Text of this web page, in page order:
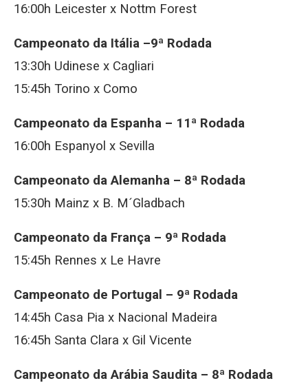
16:00h Leicester x Nottm Forest
Campeonato da Itália –9ª Rodada
13:30h Udinese x Cagliari
15:45h Torino x Como
Campeonato da Espanha – 11ª Rodada
16:00h Espanyol x Sevilla
Campeonato da Alemanha – 8ª Rodada
15:30h Mainz x B. M´Gladbach
Campeonato da França – 9ª Rodada
15:45h Rennes x Le Havre
Campeonato de Portugal – 9ª Rodada
14:45h Casa Pia x Nacional Madeira
16:45h Santa Clara x Gil Vicente
Campeonato da Arábia Saudita – 8ª Rodada